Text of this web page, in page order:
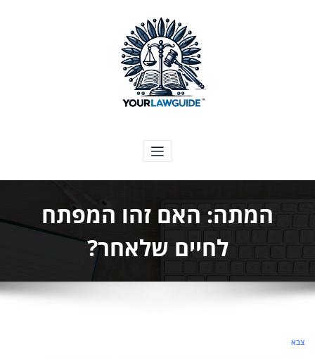
המדריך המשפטי שלך
המתה: האם זהו המפתח
לחיים שלאחר?
צבא